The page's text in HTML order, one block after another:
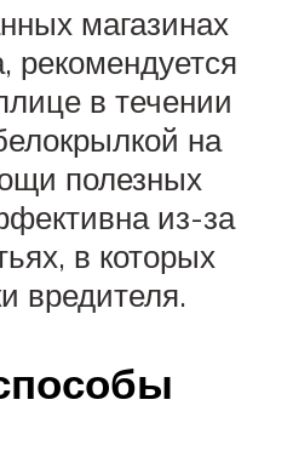
магазинах
рекомендуется
в течении
на
полезных
из-за
в которых
вредителя.